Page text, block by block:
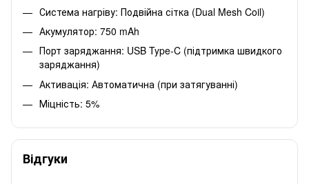
Система нагріву: Подвійна сітка (Dual Mesh Coil)
Акумулятор: 750 mAh
Порт заряджання: USB Type-C (підтримка швидкого
заряджання)
Активація: Автоматична (при затягуванні)
Міцність: 5%
Відгуки